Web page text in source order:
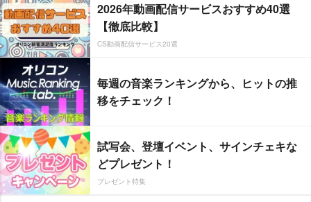
2026年動画配信サービスおすすめ40選
【徹底比較】
CS動画配信サービス20選
毎週の音楽ランキングから、ヒットの推
移をチェック！
試写会、登壇イベント、サインチェキな
どプレゼント！
プレゼント特集